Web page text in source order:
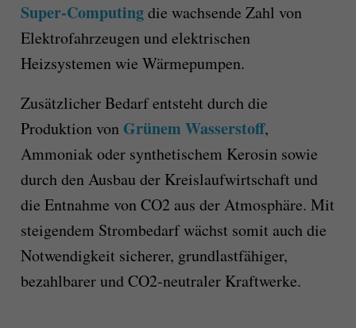
Super-Computingdie wachsende Zahl von
Elektrofahrzeugen und elektrischen
Heizsystemen wie Wärmepumpen.
Zusätzlicher Bedarf entsteht durch die
Produktion von Grünem Wasserstoff,
Ammoniak oder synthetischem Kerosin sowie
durch den Ausbau der Kreislaufwirtschaft und
die Entnahme von CO2 aus der Atmosphäre. Mit
steigendem Strombedarf wächst somit auch die
Notwendigkeit sicherer, grundlastfähiger,
bezahlbarer und CO2-neutraler Kraftwerke.